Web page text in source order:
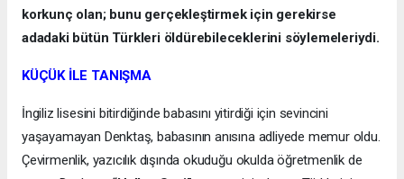
korkunç olan; bunu gerçekleştirmek için gerekirse
adadaki bütün Türkleri öldürebileceklerini söylemeleriydi.
KÜÇÜK İLE TANIŞMA
İngiliz lisesini bitirdiğinde babasını yitirdiği için sevincini
yaşayamayan Denktaş, babasının anısına adliyede memur oldu.
Çevirmenlik, yazıcılık dışında okuduğu okulda öğretmenlik de